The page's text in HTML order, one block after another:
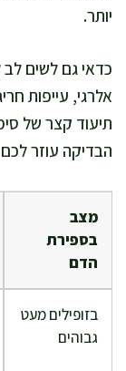
יותר.
כדאי גם לשים לב
אלרגי, עייפות
תיעוד קצר של
הבדיקה עוזר
מצב
בספירת
הדם
בזופילים מעט
גבוהים